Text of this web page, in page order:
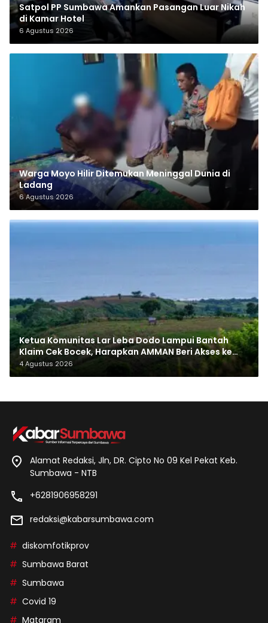
Satpol PP Sumbawa Amankan Pasangan Luar Nikah
di Kamar Hotel
6 Agustus 2026
Warga Moyo Hilir Ditemukan Meninggal Dunia di
Ladang
6 Agustus 2026
Ketua Komunitas Lar Leba Dodo Lampui Bantah
Klaim Cek Bocek, Harapkan AMMAN Beri Akses ke
Makam Leluhur
4 Agustus 2026
Alamat Redaksi, Jln, DR. Cipto No 09 Kel Pekat Keb.
Sumbawa - NTB
+6281906958291
redaksi@kabarsumbawa.com
diskomfotikprov
Sumbawa Barat
Sumbawa
Covid 19
Mataram